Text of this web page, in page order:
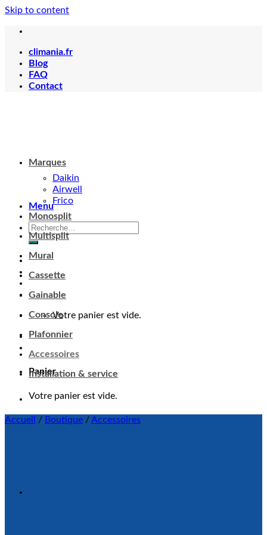
Skip to content
climania.fr
Blog
FAQ
Contact
Menu
Votre panier est vide.
Panier
Votre panier est vide.
Marques
Daikin
Airwell
Frico
Monosplit
Multisplit
Mural
Cassette
Gainable
Console
Plafonnier
Accessoires
Installation & service
Accueil / Boutique /Accessoires